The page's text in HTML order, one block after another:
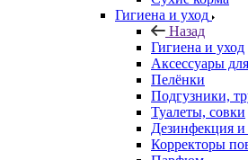
Гигиена и уход
Назад
Гигиена и уход
Аксессуары
Пелёнки
Подгузники,
Туалеты, совки
Дезинфекция и
Корректоры